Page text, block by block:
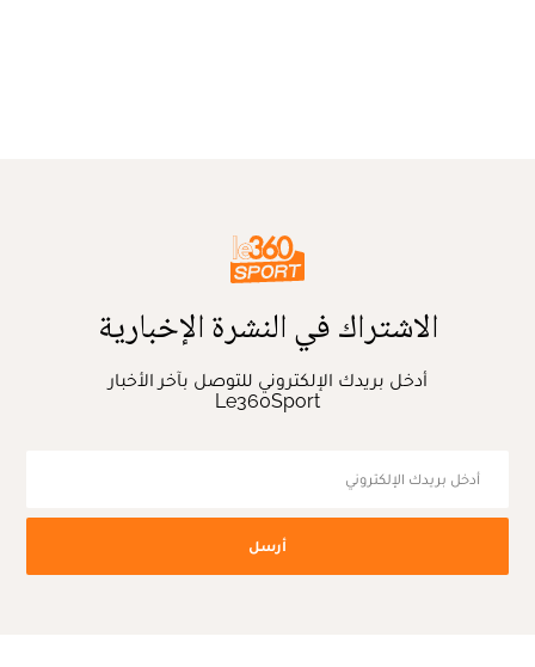
الاشتراك في النشرة الإخبارية
أدخل بريدك الإلكتروني للتوصل بآخر الأخبار
Le360Sport
أرسل